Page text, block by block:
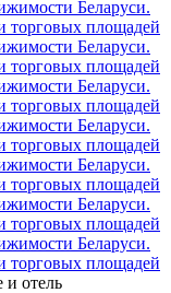
Беларуси.
торговых площадей
Беларуси.
торговых площадей
Беларуси.
торговых площадей
Беларуси.
торговых площадей
Беларуси.
торговых площадей
Беларуси.
торговых площадей
Беларуси.
торговых площадей
отель